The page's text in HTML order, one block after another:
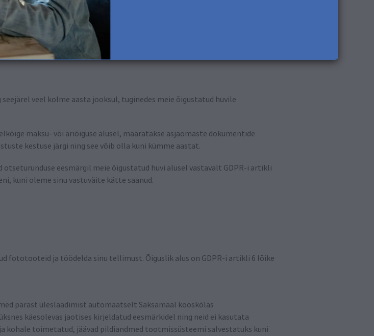
tänavat, maja numbrit, sihtnumbrit, linna, e-posti aadressi,
Üksikjuhtudel võidakse töödelda ka pangaandmeid, tellimuse esemega
veel kolme aasta jooksul, tuginedes meie õigustatud huvile
maksu- või äriõiguse alusel, määratakse asjaomaste dokumentide
kestuse järgi ning see võib olla kuni kümme aastat.
otseturunduse eesmärgil meie õigustatud huvi alusel vastavalt GDPR-i artikli
kuni oleme sinu vastuväite kätte saanud.
fototooteid ja töödelda sinu tellimust. Õiguslik alus on GDPR-i artikli 6 lõike
pärast üleslaadimist automaatselt Saksamaal kooskõlas
käesolevas jaotises kirjeldatud eesmärkidel ning neid ei kasutata
kohale toimetatud, jäävad pildiandmed tootmissüsteemi salvestatuks kuni